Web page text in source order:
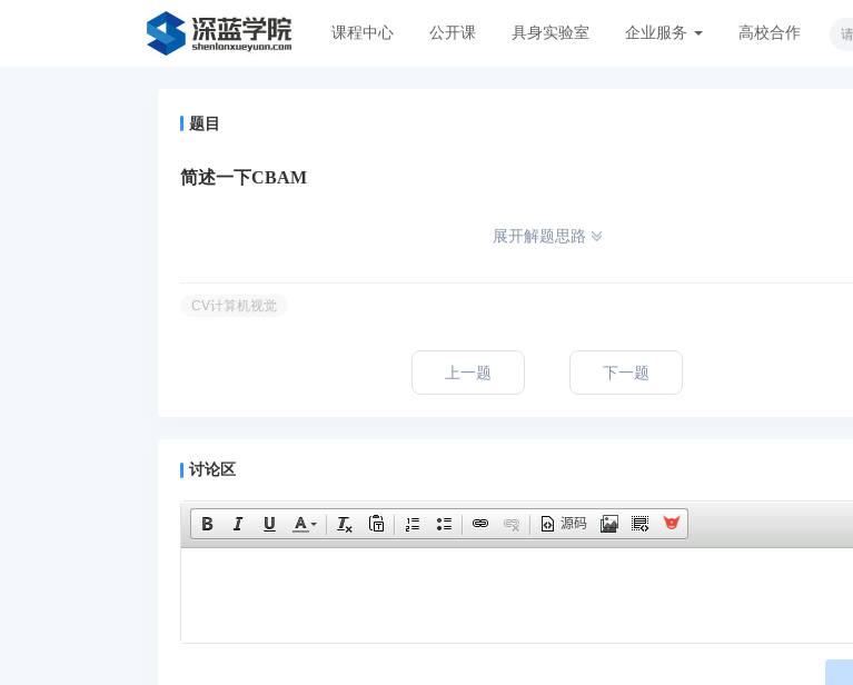
课程中心 公开课 具身实验室 企业服务 高校合作
题目
简述一下CBAM
展开解题思路
CV计算机视觉
上一题 下一题
讨论区
源码